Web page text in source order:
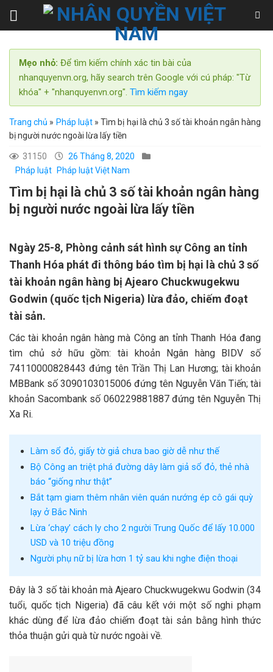
Skip
Mẹo nhỏ: Để tìm kiếm chính xác tin bài của
nhanquyenvn.org, hãy search trên Google với cú pháp: "Từ
khóa" + "nhanquyenvn.org". Tìm kiếm ngay
Trang chủ » Pháp luật»Tìm bị hại là chủ 3 số tài khoản ngân hàng
bị người nước ngoài lừa lấy tiền
31150
26 Tháng 8, 2020
Pháp luật
Pháp luật Việt Nam
Tìm bị hại là chủ 3 số tài khoản ngân hàng
bị người nước ngoài lừa lấy tiền
Ngày 25-8, Phòng cảnh sát hình sự Công an tỉnh
Thanh Hóa phát đi thông báo tìm bị hại là chủ 3 số
tài khoản ngân hàng bị Ajearo Chuckwugekwu
Godwin (quốc tịch Nigeria) lừa đảo, chiếm đoạt
tài sản.
Các tài khoản ngân hàng mà Công an tỉnh Thanh Hóa đang
tìm chủ sở hữu gồm: tài khoản Ngân hàng BIDV số
74110000828443 đứng tên Trần Thị Lan Hương; tài khoản
MBBank số 3090103015006 đứng tên Nguyễn Văn Tiến; tài
khoản Sacombank số 060229881887 đứng tên Nguyễn Thị
Xa Ri.
Làm sổ đỏ, giấy tờ giả chưa bao giờ dễ như thế
Bộ Công an triệt phá đường dây làm giả sổ đỏ, thẻ nhà
báo “giống như thật”
Bắt tạm giam thêm nhân viên quán nướng ép cô gái quỳ
lạy ở Bắc Ninh
Lừa ‘chạy’ cách ly cho 2 người Trung Quốc để lấy 10.000
USD và 10 triệu đồng
Người phụ nữ bị lừa hơn 1 tỷ sau khi nghe điện thoại
Đây là 3 số tài khoản mà Ajearo Chuckwugekwu Godwin (34
tuổi, quốc tịch Nigeria) đã câu kết với một số nghi phạm
khác dùng để lừa đảo chiếm đoạt tài sản bằng hình thức
thỏa thuận gửi quà từ nước ngoài về.